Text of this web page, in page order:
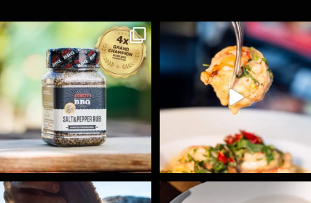
Koření Suncity – autentická BBQ chuť u vás doma!...
1 0
Spoustu podobných triků, které vám usnadní nejenom...
9 0
Ryba na grilu je opravdu rychlá, a stejně tak... Všechny fámozní recepty, které znáte z našich